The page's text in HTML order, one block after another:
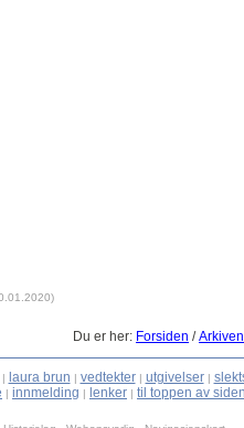
Du er her: Forsiden /
laura brun | vedtekter| utgivelser|
| innmelding | lenker | til toppen av siden